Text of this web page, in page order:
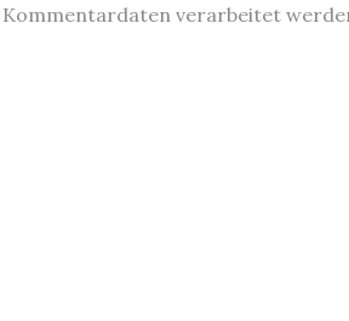
Kommentardaten verarbeitet